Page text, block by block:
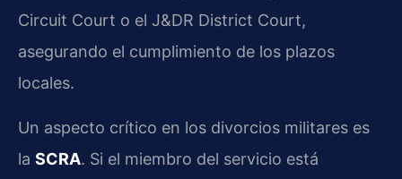
Circuit Court o el J&DR District Court,
asegurando el cumplimiento de los plazos
locales.
Un aspecto crítico en los divorcios militares es
la SCRA. Si el miembro del servicio está